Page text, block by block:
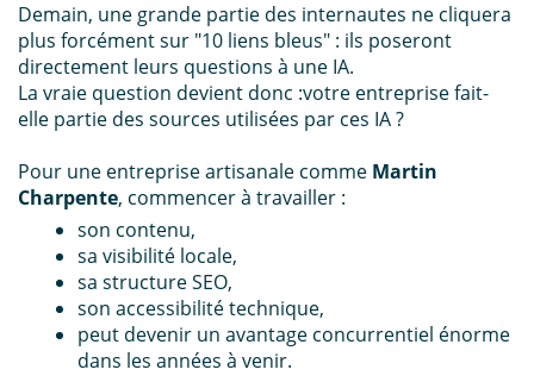
Demain, une grande partie des internautes ne cliquera
plus forcément sur "10 liens bleus" : ils poseront
directement leurs questions à une IA.
La vraie question devient donc :votre entreprise fait-
elle partie des sources utilisées par ces IA ?
Pour une entreprise artisanale comme Martin
Charpente, commencer à travailler :
son contenu,
sa visibilité locale,
sa structure SEO,
son accessibilité technique,
peut devenir un avantage concurrentiel énorme
dans les années à venir.